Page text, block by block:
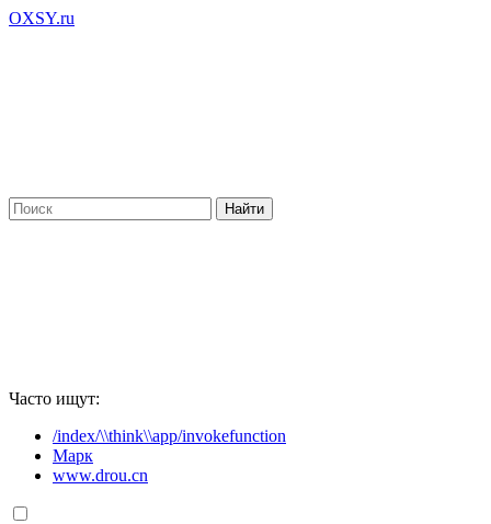
OXSY.ru
Часто ищут:
/index/\\think\\app/invokefunction
Марк
www.drou.cn